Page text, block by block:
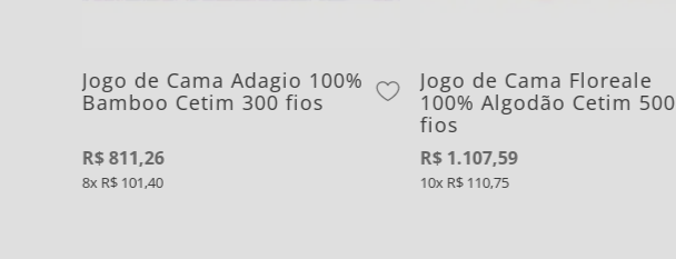
Jogo de Cama Adagio 100%
Bamboo Cetim 300 fios
R$811,26
8 R$ 101,40
Jogo de Cama Floreale
100% Algodão Cetim 500
fios
R$ 1.107,59
10 R$ 110,75